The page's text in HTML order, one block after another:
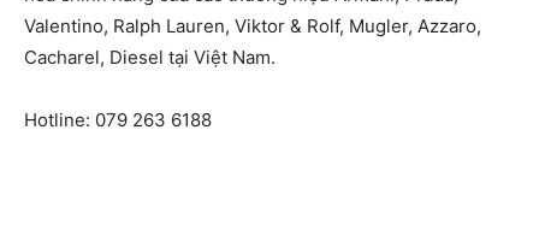
Valentino, Ralph Lauren, Viktor & Rolf, Mugler, Azzaro,
Cacharel, Diesel tại Việt Nam.
Hotline: 079 263 6188